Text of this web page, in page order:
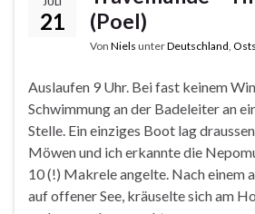
21
(Poel)
Von Niels unterDeutschland
Auslaufen 9 Uhr. Bei fast keinem
Schwimmung an der Badeleiter an
Stelle. Ein einziges Boot lag
Möwen und ich erkannte die
10 (!) Makrele angelte. Nach einem
auf offener See, kräuselte sich am